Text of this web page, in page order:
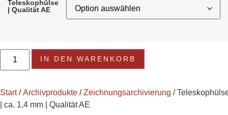
Teleskophülse
| Qualität AE
IN DEN WARENKORB
Start/Archivprodukte /Zeichnungsarchivierung /
| ca. 1,4 mm | Qualität AE